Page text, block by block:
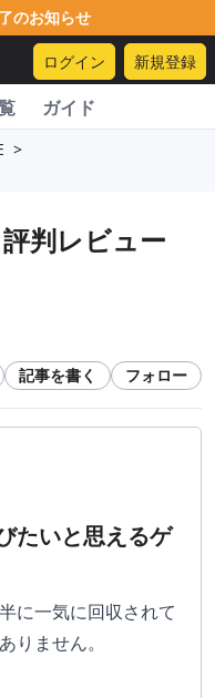
のお知らせ
ログイン 新規登録
ガイド
>
判レビュー
記事を書く フォロー
たいと思えるゲ
に一気に回収されて
りません。